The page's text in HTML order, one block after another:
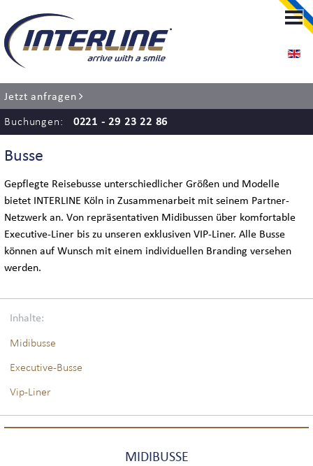
LIMOUSINENSERVICE
LIMOUSINENSERVICE KÖLN
RENT-A-CHAUFFEUR
FLUGHAFENTRANSFER
HOCHZEITSSERVICE
BUS-LOGISTIK
INTERLINE KÖLN EXECUTIVE-BUSSERVICE
Jetzt anfragen
Buchungen: 0221 - 29 23 22 86
Busse
Gepflegte Reisebusse unterschiedlicher Größen und Modelle
bietet INTERLINE Köln in Zusammenarbeit mit seinem Partner-
Netzwerk an. Von repräsentativen Midibussen über komfortable
Executive-Liner bis zu unseren exklusiven VIP-Liner. Alle Busse
können auf Wunsch mit einem individuellen Branding versehen
werden.
Inhalte:
Midibusse
Executive-Busse
Vip-Liner
MIDIBUSSE